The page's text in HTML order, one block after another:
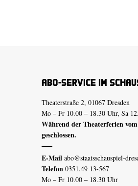
Abo-Service im
Theaterstraße 2, 01067 Dresden
Mo – Fr 10.00 – 18.30 Uhr, Sa
Während der Theaterferien vom
geschlossen.
E-Mail abo@staatsschauspiel-
Telefon 0351.49 13-567
Mo – Fr 10.00 – 18.30 Uhr